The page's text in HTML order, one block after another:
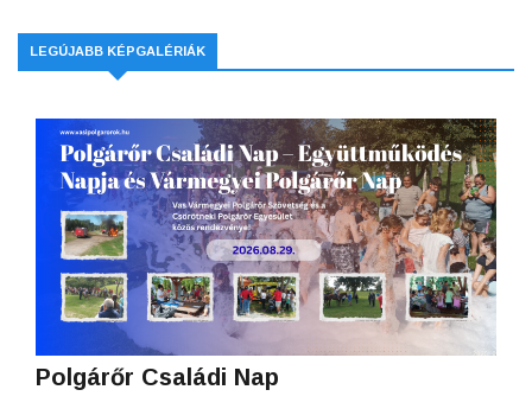
LEGÚJABB KÉPGALÉRIÁK
Polgárőr Családi Nap